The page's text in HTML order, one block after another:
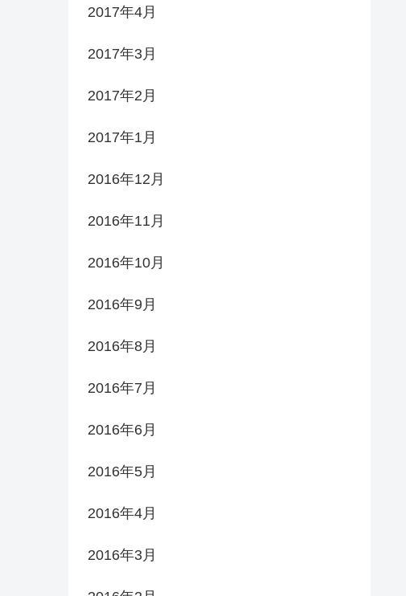
2017年4月
2017年3月
2017年2月
2017年1月
2016年12月
2016年11月
2016年10月
2016年9月
2016年8月
2016年7月
2016年6月
2016年5月
2016年4月
2016年3月